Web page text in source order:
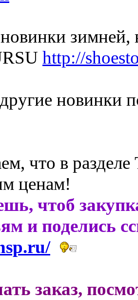
зимней,
http://
новинки
что в
ценам!
чтоб
и поделись
заказ,